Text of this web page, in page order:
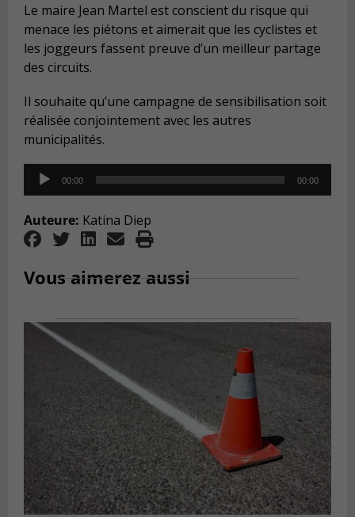
Le maire Jean Martel est conscient du risque qui
menace les piétons et aimerait que les cyclistes et
les joggeurs fassent preuve d’un meilleur partage
des circuits.
Il souhaite qu’une campagne de sensibilisation soit
réalisée conjointement avec les autres
municipalités.
Audio
Player
00:00 00:00
Auteure: Katina Diep
Vous aimerez aussi